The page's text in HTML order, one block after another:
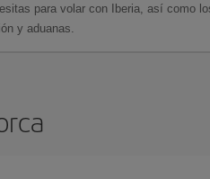
para volar con Iberia, así como
y aduanas.